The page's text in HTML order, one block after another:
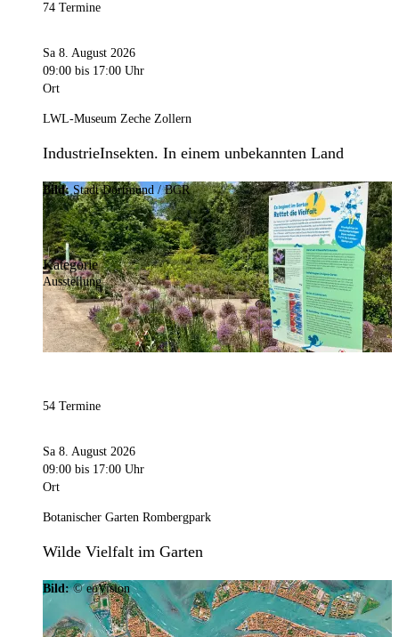
74 Termine
Sa 8. August 2026
09:00 bis 17:00 Uhr
Ort
LWL-Museum Zeche Zollern
IndustrieInsekten. In einem unbekannten Land
Bild: Stadt Dortmund / BGR
Kategorie
Ausstellung
54 Termine
Sa 8. August 2026
09:00 bis 17:00 Uhr
Ort
Botanischer Garten Rombergpark
Wilde Vielfalt im Garten
Bild:© eoVision